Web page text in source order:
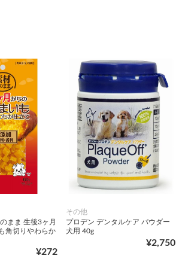
まま 生後3ヶ月
角切りやわらか
¥272
その他
プロデン デンタルケア パウダー
犬用 40g
¥2,750